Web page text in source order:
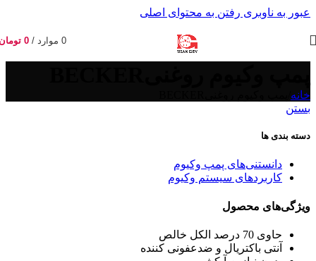
عبور به ناوبری رفتن به محتوای اصلی
0 موارد /
0
خانه
بستن
دسته بندی ها
دانستنی‌های پمپ وکیوم
کاربردهای سیستم وکیوم
ویژگی‌های محصول
حاوی 70 درصد الکل خالص
آنتی باکتریال و ضدعفونی کننده